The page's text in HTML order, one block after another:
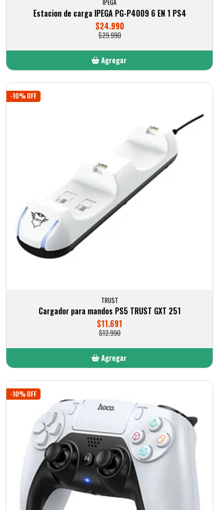
IPEGA
Estacion de carga IPEGA PG-P4009 6 EN 1 PS4
$24.990
$29.990
Agregar
-10% OFF
TRUST
Cargador para mandos PS5 TRUST GXT 251
$11.691
$12.990
Agregar
Añadido
-10% OFF